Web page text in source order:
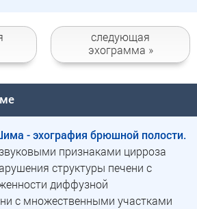
следующая
эхограмма »
- эхография брюшной полости.
признаками цирроза
структуры печени с
диффузной
с множественными участками